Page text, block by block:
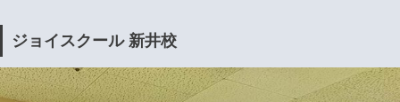
ジョイスクール 新井校